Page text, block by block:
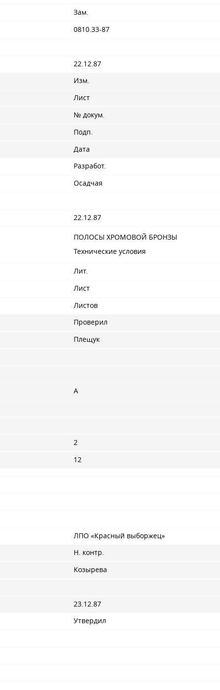
Зам.
0810.33-87
22.12.87
Изм.
Лист
№ докум.
Подп.
Дата
Разработ.
Осадчая
22.12.87
ПОЛОСЫ ХРОМОВОЙ БРОНЗЫ
Технические условия
Лит.
Лист
Листов
Проверил
Плещук
А
2
12
ЛПО «Красный выборжец»
Н. контр.
Козырева
23.12.87
Утвердил